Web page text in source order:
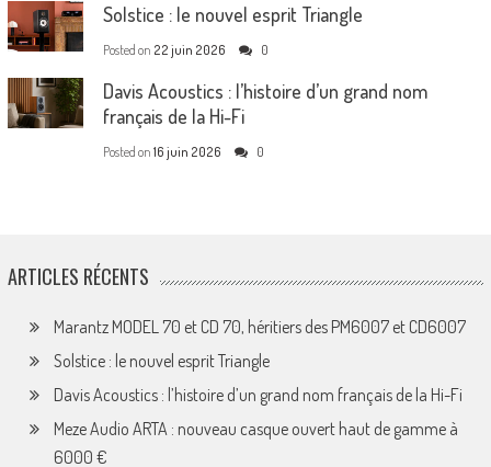
Solstice : le nouvel esprit Triangle
Posted on 22 juin 2026 0
Davis Acoustics : l’histoire d’un grand nom
français de la Hi-Fi
Posted on 16 juin 2026 0
ARTICLES RÉCENTS
Marantz MODEL 70 et CD 70, héritiers des PM6007 et CD6007
Solstice : le nouvel esprit Triangle
Davis Acoustics : l’histoire d’un grand nom français de la Hi-Fi
Meze Audio ARTA : nouveau casque ouvert haut de gamme à
6000 €